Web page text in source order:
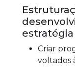
estratégia
Criar
voltados